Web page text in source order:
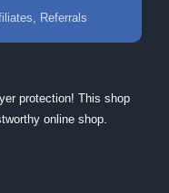
Referrals
protection! This shop
online shop.